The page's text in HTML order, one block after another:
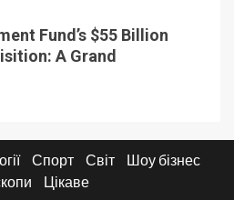
Fund’s $55 Billion
A Grand
Спорт Світ
Шоу бізнес
Цікаве